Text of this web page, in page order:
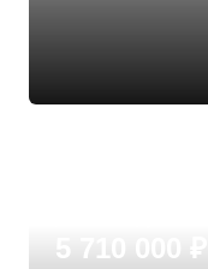
5 710 000 ₽